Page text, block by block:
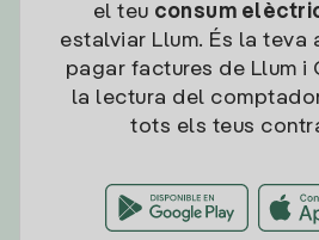
el teu consum
estalviar Llum. És la
pagar factures de Llum i
la lectura del
tots els teus